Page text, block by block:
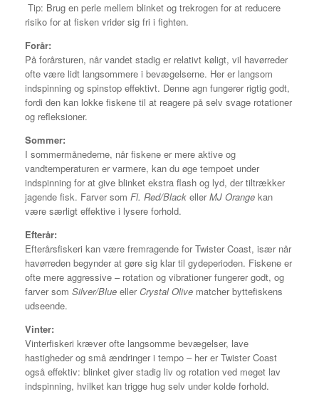
Tip: Brug en perle mellem blinket og trekrogen for at reducere
risiko for at fisken vrider sig fri i fighten.
Forår:
På forårsturen, når vandet stadig er relativt køligt, vil havørreder
ofte være lidt langsommere i bevægelserne. Her er langsom
indspinning og spinstop effektivt. Denne agn fungerer rigtig godt,
fordi den kan lokke fiskene til at reagere på selv svage rotationer
og refleksioner.
Sommer:
I sommermånederne, når fiskene er mere aktive og
vandtemperaturen er varmere, kan du øge tempoet under
indspinning for at give blinket ekstra flash og lyd, der tiltrækker
jagende fisk. Farver som Fl. Red/Black ellerMJ Orange kan
være særligt effektive i lysere forhold.
Efterår:
Efterårsfiskeri kan være fremragende for Twister Coast, især når
havørreden begynder at gøre sig klar til gydeperioden. Fiskene er
ofte mere aggressive – rotation og vibrationer fungerer godt, og
farver som Silver/Blue eller Crystal Olive matcher byttefiskens
udseende.
Vinter:
Vinterfiskeri kræver ofte langsomme bevægelser, lave
hastigheder og små ændringer i tempo – her er Twister Coast
også effektiv: blinket giver stadig liv og rotation ved meget lav
indspinning, hvilket kan trigge hug selv under kolde forhold.